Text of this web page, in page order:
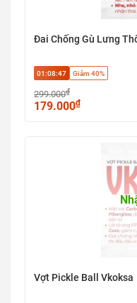
Đai Chống Gù Lưng
01:08:46 Giảm 40%
299.000₫
179.000₫
Vợt Pickle Ball Vkoksa